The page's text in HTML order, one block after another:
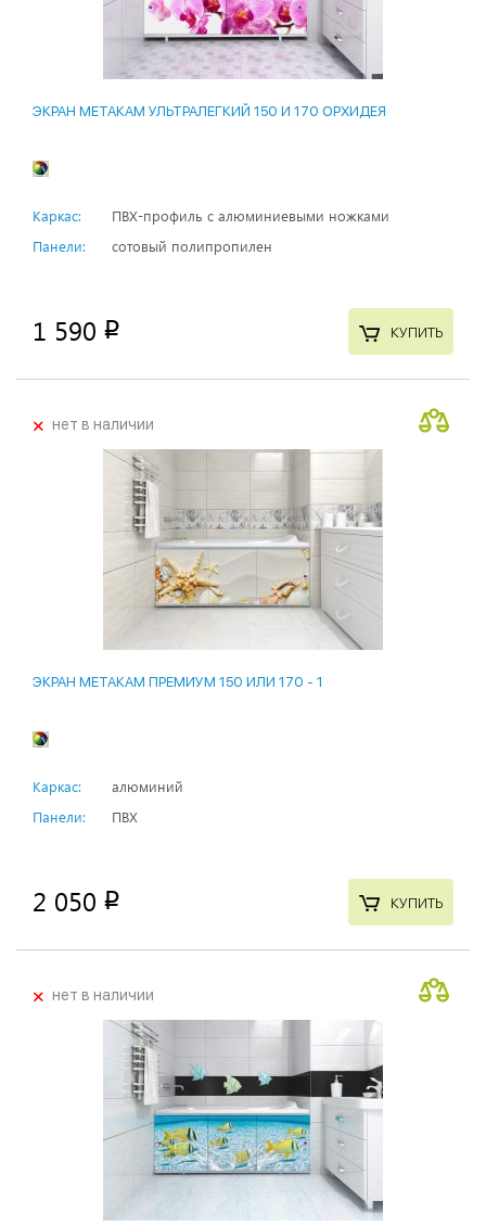
ЭКРАН МЕТАКАМ УЛЬТРАЛЕГКИЙ 150 И 170 ОРХИДЕЯ
Каркас:
ПВХ-профиль с алюминиевыми ножками
Панели:
сотовый полипропилен
1 590 p КУПИТЬ
+нет в наличии
ЭКРАН МЕТАКАМ ПРЕМИУМ 150 ИЛИ 170 - 1
Каркас:
алюминий
Панели:
ПВХ
2 050 p КУПИТЬ
+нет в наличии